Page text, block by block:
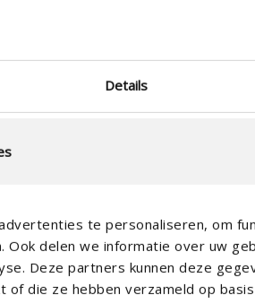
Details
te personaliseren, om
delen we informatie over uw
Deze partners kunnen deze
die ze hebben verzameld op